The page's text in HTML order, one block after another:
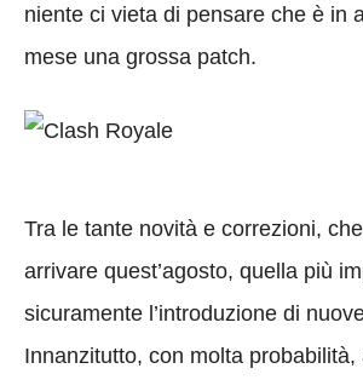
niente ci vieta di pensare che è in
mese una grossa patch.
Tra le tante novità e correzioni,
arrivare quest’agosto, quella più
sicuramente l’introduzione di
Innanzitutto, con molta